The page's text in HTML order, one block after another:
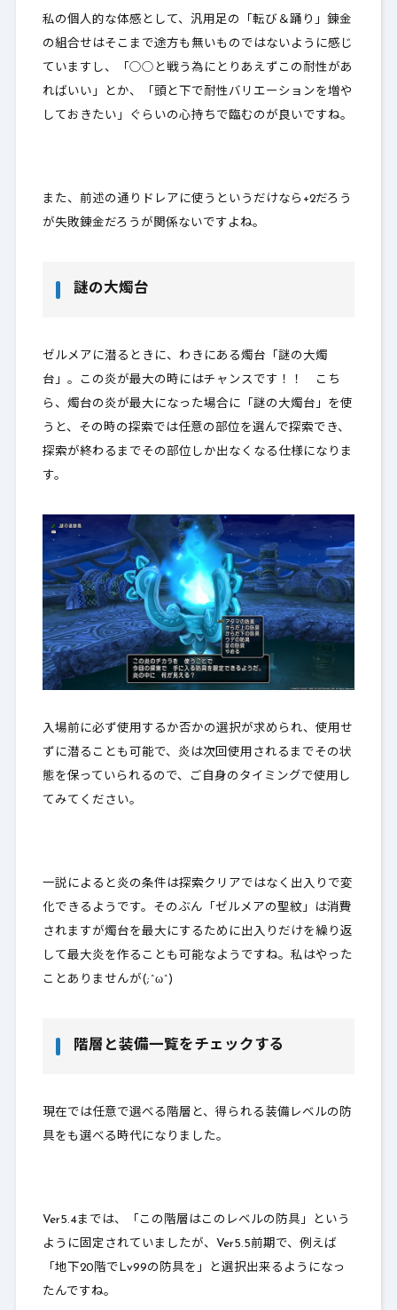
私の個人的な体感として、汎用足の「転び＆踊り」錬金
の組合せはそこまで途方も無いものではないように感じ
ていますし、「○○と戦う為にとりあえずこの耐性があ
ればいい」とか、「頭と下で耐性バリエーションを増や
しておきたい」ぐらいの心持ちで臨むのが良いですね。
また、前述の通りドレアに使うというだけなら+2だろう
が失敗錬金だろうが関係ないですよね。
謎の大燭台
ゼルメアに潜るときに、わきにある燭台「謎の大燭
台」。この炎が最大の時にはチャンスです！！ こち
ら、燭台の炎が最大になった場合に「謎の大燭台」を使
うと、その時の探索では任意の部位を選んで探索でき、
探索が終わるまでその部位しか出なくなる仕様になりま
す。
入場前に必ず使用するか否かの選択が求められ、使用せ
ずに潜ることも可能で、炎は次回使用されるまでその状
態を保っていられるので、ご自身のタイミングで使用し
てみてください。
一説によると炎の条件は探索クリアではなく出入りで変
化できる ようです。そのぶん「ゼルメアの聖紋」は消費
されますが燭台を最大にするために出入りだけを繰り返
して最大炎を作ることも可能なようですね。私はやった
ことありませんが(;^ω^)
階層と装備一覧をチェックする
現在では任意で選べる階層と、得られる装備レベルの防
具をも選べる時代になりました。
Ver5.4までは、「この階層はこのレベルの防具」という
ように固定されていましたが、Ver5.5前期で、例えば
「地下20階でLv99の防具を」と選択出来るようになっ
たんですね。